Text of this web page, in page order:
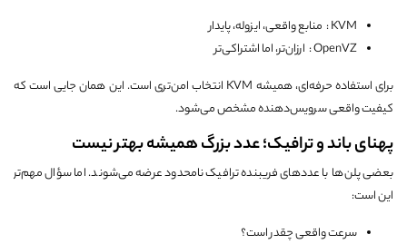
KVM : منابع واقعی، ایزوله، پایدار
OpenVZ : ارزان‌تر، اما اشتراکی‌تر
برای استفاده حرفه‌ای، همیشه KVM انتخاب امن‌تری است. این همان جایی است که
کیفیت واقعی سرویس‌دهنده مشخص می‌شود.
پهنای باند و ترافیک؛ عدد بزرگ همیشه بهتر نیست
بعضی پلن‌ها با عددهای فریبنده ترافیک نامحدود عرضه می‌شوند. اما سؤال مهم‌تر
این است:
سرعت واقعی چقدر است؟